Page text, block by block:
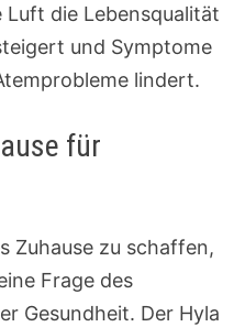
Luft die Lebensqualität
und Symptome
lindert.
für
Zuhause zu schaffen,
Frage des
Gesundheit. Der Hyla